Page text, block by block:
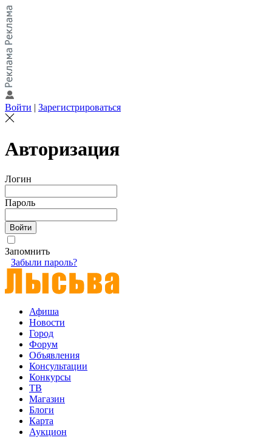
Войти | Зарегистрироваться
Авторизация
Логин
Пароль
Запомнить
Забыли пароль?
Афиша
Новости
Город
Форум
Объявления
Консультации
Конкурсы
ТВ
Магазин
Блоги
Карта
Аукцион